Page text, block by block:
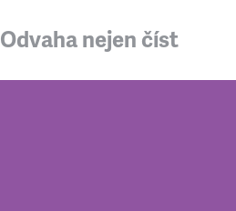
Odvaha nejen číst